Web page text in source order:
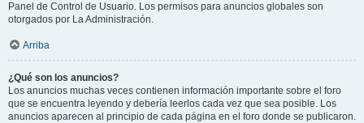
Panel de Control de Usuario. Los permisos para anuncios globales son
otorgados por La Administración.
Arriba
¿Qué son los anuncios?
Los anuncios muchas veces contienen información importante sobre el foro
que se encuentra leyendo y debería leerlos cada vez que sea posible. Los
anuncios aparecen al principio de cada página en el foro donde se publicaron.